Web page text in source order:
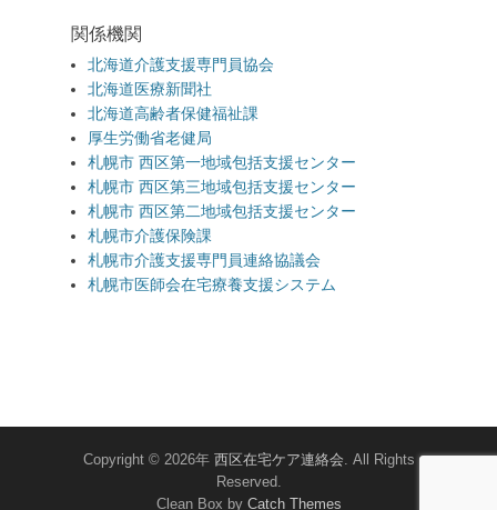
関係機関
北海道介護支援専門員協会
北海道医療新聞社
北海道高齢者保健福祉課
厚生労働省老健局
札幌市 西区第一地域包括支援センター
札幌市 西区第三地域包括支援センター
札幌市 西区第二地域包括支援センター
札幌市介護保険課
札幌市介護支援専門員連絡協議会
札幌市医師会在宅療養支援システム
Copyright © 2026年 西区在宅ケア連絡会. All Rights
Reserved.
Clean Box by Catch Themes